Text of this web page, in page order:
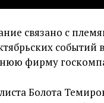
связано с
событий
фирму
Болота